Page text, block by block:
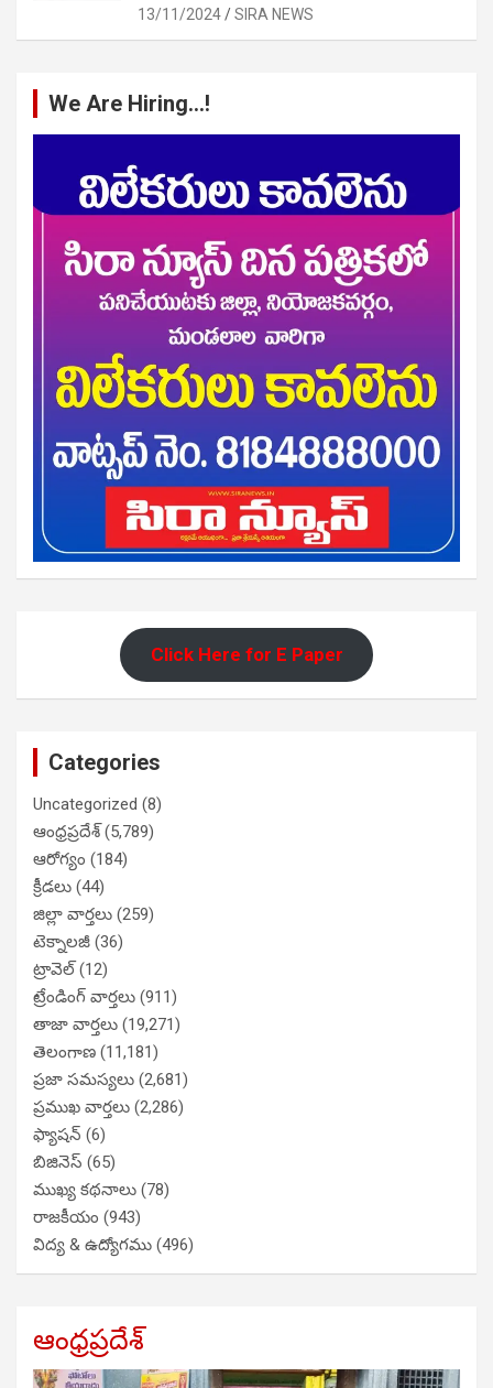
13/11/2024 SIRA NEWS
We Are Hiring…!
Click Here for E Paper
Categories
Uncategorized (8)
ఆంధ్రప్రదేశ్(5,789)
ఆరోగ్యం (184)
క్రీడలు (44)
జిల్లా వార్తలు (259)
టెక్నాలజీ (36)
ట్రావెల్(12)
ట్రేండింగ్ వార్తలు (911)
తాజా వార్తలు (19,271)
తెలంగాణ (11,181)
ప్రజా సమస్యలు (2,681)
ప్రముఖ వార్తలు (2,286)
ఫ్యాషన్ (6)
బిజినెస్ (65)
ముఖ్య కథనాలు (78)
రాజకీయం (943)
విద్య & ఉద్యోగము (496)
ఆంధ్రప్రదేశ్